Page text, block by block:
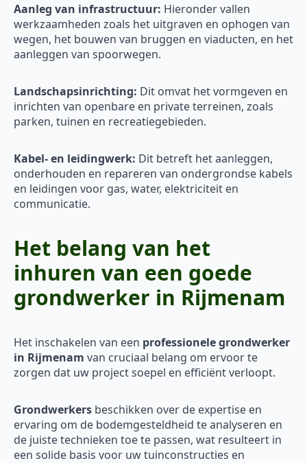
Aanleg van infrastructuur: Hieronder vallen
werkzaamheden zoals het uitgraven en ophogen van
wegen, het bouwen van bruggen en viaducten, en het
aanleggen van spoorwegen.
Landschapsinrichting: Dit omvat het vormgeven en
inrichten van openbare en private terreinen, zoals
parken, tuinen en recreatiegebieden.
Kabel- en leidingwerk: Dit betreft het aanleggen,
onderhouden en repareren van ondergrondse kabels
en leidingen voor gas, water, elektriciteit en
communicatie.
Het belang van het
inhuren van een goede
grondwerker in Rijmenam
Het inschakelen van een professionele grondwerker
in Rijmenam van cruciaal belang om ervoor te
zorgen dat uw project soepel en efficiënt verloopt.
Grondwerkers beschikken over de expertise en
ervaring om de bodemgesteldheid te analyseren en
de juiste technieken toe te passen, wat resulteert in
een solide basis voor uw tuinconstructies en